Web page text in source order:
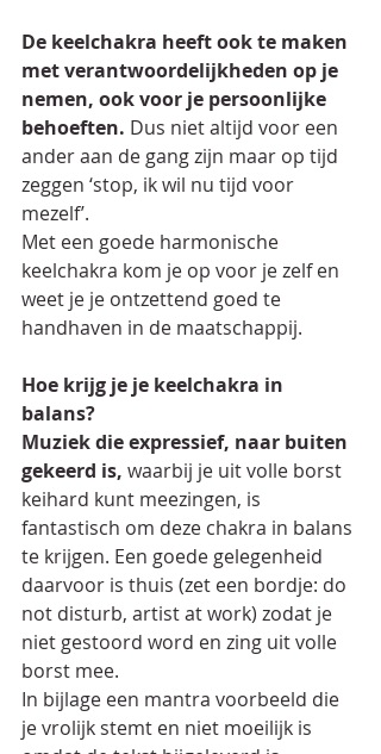
De keelchakra heeft ook te maken
met verantwoordelijkheden op je
nemen, ook voor je persoonlijke
behoeften. Dus niet altijd voor een
ander aan de gang zijn maar op tijd
zeggen ‘stop, ik wil nu tijd voor
mezelf’.
Met een goede harmonische
keelchakra kom je op voor je zelf en
weet je je ontzettend goed te
handhaven in de maatschappij.
Hoe krijg je je keelchakra in
balans?
Muziek die expressief, naar buiten
gekeerd is, waarbij je uit volle borst
keihard kunt meezingen, is
fantastisch om deze chakra in balans
te krijgen. Een goede gelegenheid
daarvoor is thuis (zet een bordje: do
not disturb, artist at work) zodat je
niet gestoord word en zing uit volle
borst mee.
In bijlage een mantra voorbeeld die
je vrolijk stemt en niet moeilijk is